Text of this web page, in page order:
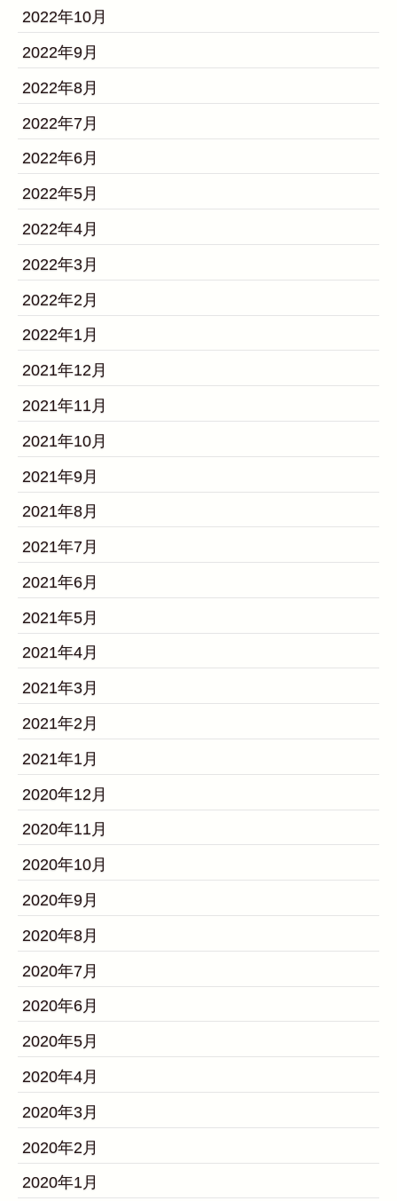
2022年10月
2022年9月
2022年8月
2022年7月
2022年6月
2022年5月
2022年4月
2022年3月
2022年2月
2022年1月
2021年12月
2021年11月
2021年10月
2021年9月
2021年8月
2021年7月
2021年6月
2021年5月
2021年4月
2021年3月
2021年2月
2021年1月
2020年12月
2020年11月
2020年10月
2020年9月
2020年8月
2020年7月
2020年6月
2020年5月
2020年4月
2020年3月
2020年2月
2020年1月